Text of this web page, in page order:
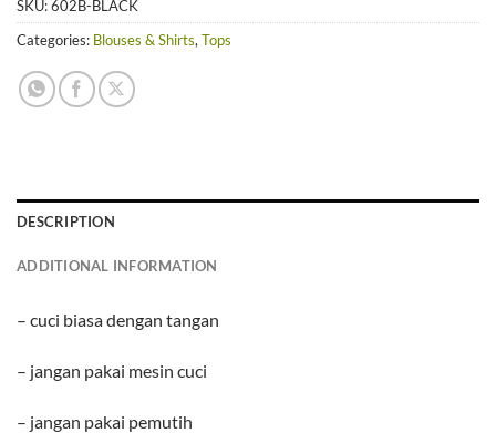
SKU:602B-BLACK
Categories: Blouses & Shirts,Tops
DESCRIPTION
ADDITIONAL INFORMATION
– cuci biasa dengan tangan
– jangan pakai mesin cuci
– jangan pakai pemutih